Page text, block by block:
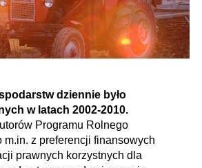
dziennie było
w latach 2002-2010.
Programu Rolnego
m.in. z preferencji finansowych
prawnych korzystnych dla